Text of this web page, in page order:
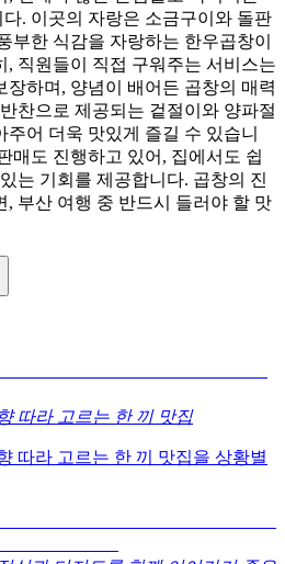
. 이곳의 자랑은 소금구이와 돌판
부한 식감을 자랑하는 한우곱창이
, 직원들이 직접 구워주는 서비스는
장하며, 양념이 배어든 곱창의 매력
찬으로 제공되는 겉절이와 양파절
어 더욱 맛있게 즐길 수 있습니
매도 진행하고 있어, 집에서도 쉽
는 기회를 제공합니다. 곱창의 진
, 부산 여행 중 반드시 들러야 할 맛
따라 고르는 한 끼 맛집
따라 고르는 한 끼 맛집을 상황별